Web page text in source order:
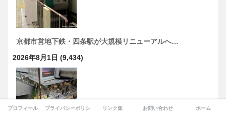
京都市営地下鉄・四条駅が大規模リニューアルへ…
2026年8月1日 (9,434)
プロフィール プライバシーポリシー リンク集 お問い合わせ ホーム